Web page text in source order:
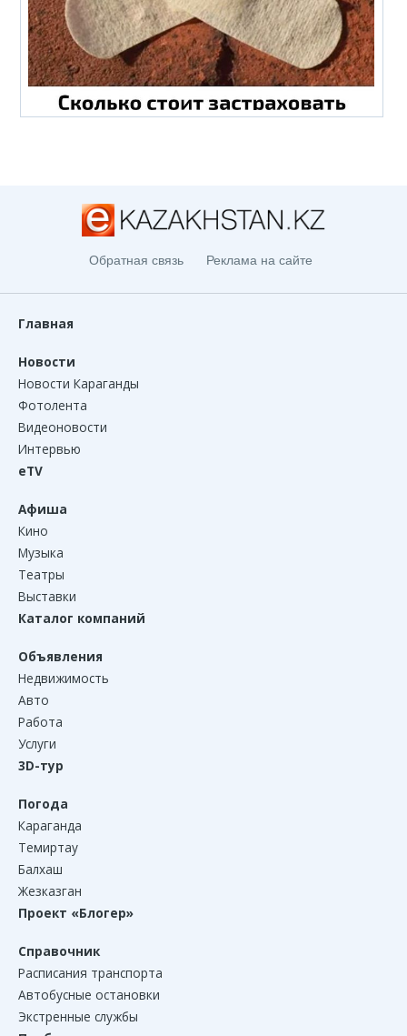
Обратная связь Реклама на сайте
Главная
Новости
Новости Караганды
Фотолента
Видеоновости
Интервью
eTV
Афиша
Кино
Музыка
Театры
Выставки
Каталог компаний
Объявления
Недвижимость
Авто
Работа
Услуги
3D-тур
Погода
Караганда
Темиртау
Балхаш
Жезказган
Проект «Блогер»
Справочник
Расписания транспорта
Автобусные остановки
Экстренные службы